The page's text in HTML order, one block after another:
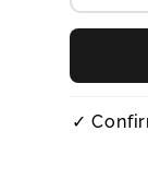
✓